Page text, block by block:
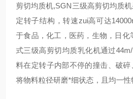
剪切均质机,SGN三级高剪切均质
定转子结构，转速zui高可达
于食品，化工，医药，生物，日
式三级高剪切均质乳化机通过44m/
料在定转子内部不停的撞击、破
将物料粒径研磨*细状态，且均一性